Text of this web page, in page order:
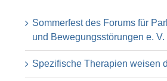
Sommerfest des Forums für
und Bewegungsstörungen e. V.
Spezifische Therapien weisen